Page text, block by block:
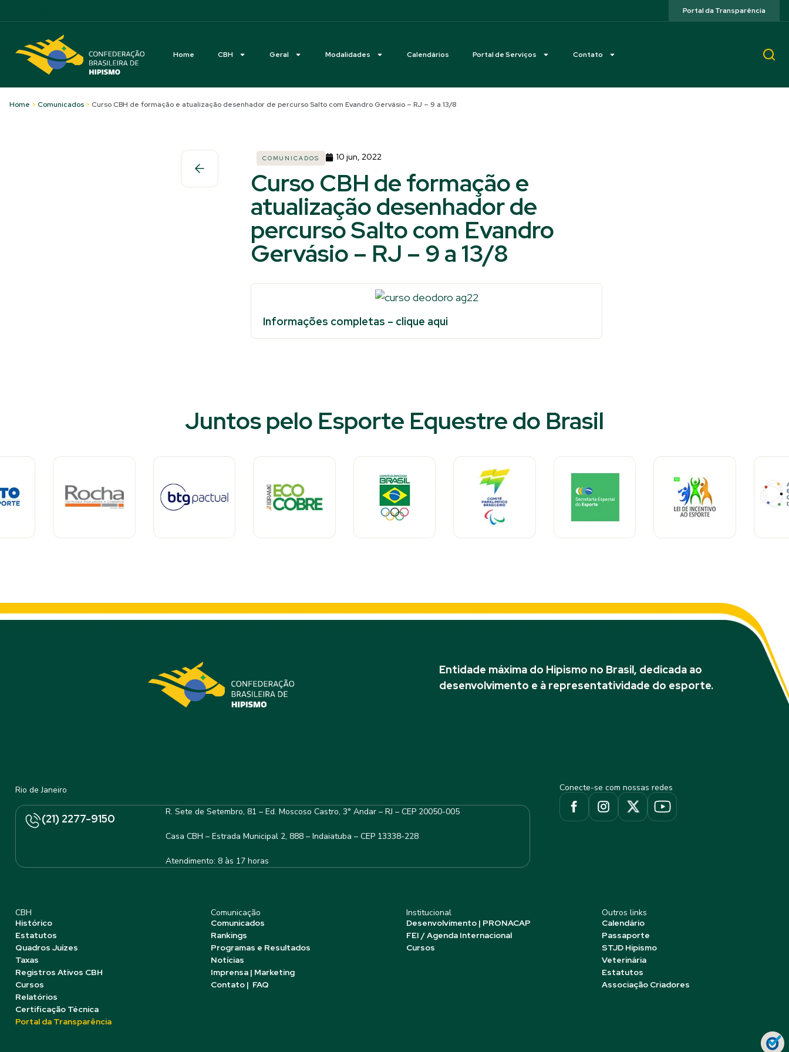
Portal da Transparência
Home CBH Geral Modalidades Calendários Portal de Serviços Contato
Home > Comunicados > Curso CBH de formação e atualização desenhador de percurso Salto com Evandro Gervásio – RJ – 9 a 13/8
COMUNICADOS 10 jun, 2022
Curso CBH de formação e
atualização desenhador de
percurso Salto com Evandro
Gervásio – RJ – 9 a 13/8
Informações completas – clique aqui
Juntos pelo Esporte Equestre do Brasil
Entidade máxima do Hipismo no Brasil, dedicada ao
desenvolvimento e à representatividade do esporte.
Rio de Janeiro
(21) 2277-9150
R. Sete de Setembro, 81 – Ed. Moscoso Castro, 3° Andar – RJ – CEP 20050-005
Casa CBH – Estrada Municipal 2, 888 – Indaiatuba – CEP 13338-228
Atendimento: 8 às 17 horas
Conecte-se com nossas redes
CBH
Histórico
Estatutos
Quadros Juízes
Taxas
Registros Ativos CBH
Cursos
Relatórios
Certificação Técnica
Portal da Transparência
Comunicação
Comunicados
Rankings
Programas e Resultados
Notícias
Imprensa | Marketing
Contato | FAQ
Institucional
Desenvolvimento | PRONACAP
FEI / Agenda Internacional
Cursos
Outros links
Calendário
Passaporte
STJD Hipismo
Veterinária
Estatutos
Associação Criadores